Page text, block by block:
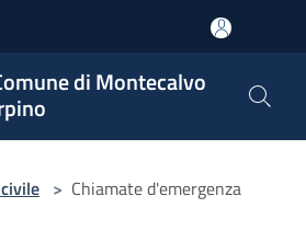
di Montecalvo
> Chiamate d'emergenza